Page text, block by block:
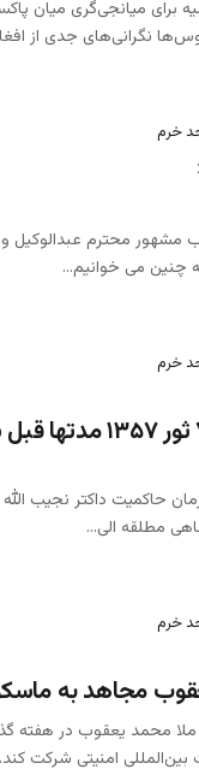
برای میانجی‌گری میان
نگرانی‌های جدی از
۱۲۲ و ۱۲۳ کتاب مشهور محترم
چنین می خوانیم…
نطفه قیام نظامی ۷ ثور
حاکمیت داکتر نجیب
مطلقه الی…
مجاهد به
محمد یعقوب در هفته
امنیتی شرکت